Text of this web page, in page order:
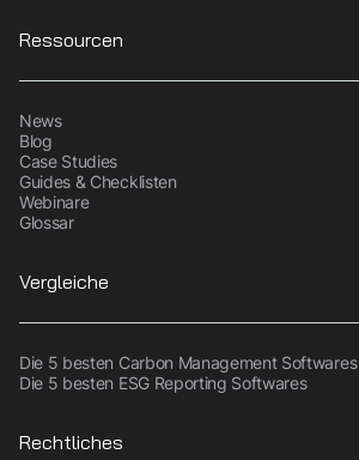
Ressourcen
News
Blog
Case Studies
Guides & Checklisten
Webinare
Glossar
Vergleiche
Die 5 besten Carbon Management Softwares
Die 5 besten ESG Reporting Softwares
Rechtliches